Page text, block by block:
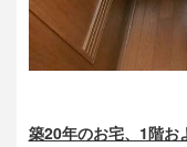
築20年のお宅、1階お